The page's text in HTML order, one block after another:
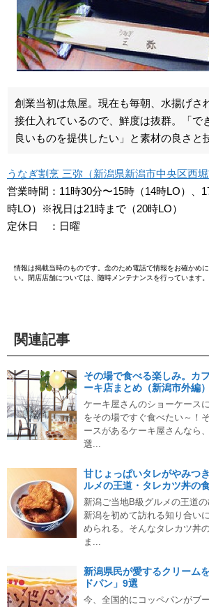
創業当初は魚屋。現在も毎朝、水揚げさ
接仕入れているので、鮮度は抜群。「で
良いものを提供したい」と素材の良さと
うなぎ割烹 三弥（新潟県新潟市中央区西堀
営業時間：11時30分〜15時（14時LO）、
時LO）※祝日は21時まで（20時LO）
定休日 ：日曜
情報は掲載当時のものです。念のため電話で情報をお確かめ
い。閉店店舗については、随時メンテナンスを行っています。
関連記事
その場で食べる楽しみ。カ
ーキ店まとめ（新潟市外編）
ケーキ屋さんのショーケース
をその場ですぐ食べたい～！
ースがあるケーキ屋さんなら
選...
甘じょっぱいタレがやみつ
ルメの王道・タレカツ丼の
新潟ご当地B級グルメの王道の
新潟を初めて訪れる知り合い
められる。そんなタレカツ丼
ま...
新潟県民が愛するクリーム
ドパン」9選
今、全国的にコッペパンがブ